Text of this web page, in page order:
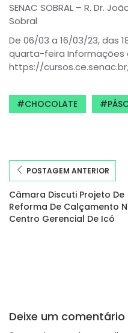
SENAC SOBRAL – R. Dr.
Sobral
De 06/03 a 16/03/23, das
quarta-feira Informações
https://
CHOCOLATE
POSTAGEM ANTERIOR
Câmara Discuti Projeto De
Reforma De Calçamento
Centro Gerencial De Icó
Deixe um comentário